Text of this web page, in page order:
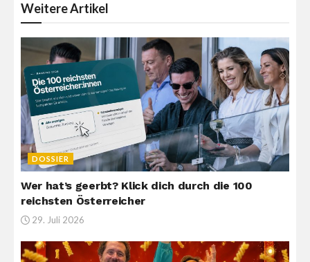
WeitereArtikel
DOSSIER
Wer hat’s geerbt? Klick dich durch die 100
reichsten Österreicher
29. Juli 2026